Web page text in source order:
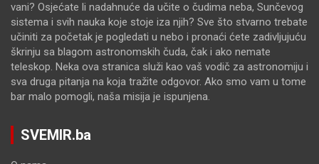
vani? Osjećate li nadahnuće da učite o čudima neba, Sunčevog
sistema i svih nauka koje stoje iza njih? Sve što stvarno trebate
učiniti za početak je pogledati u nebo i pronaći ćete zadivljujuću
škrinju sa blagom astronomskih čuda, čak i ako nemate
teleskop. Neka ova stranica služi kao vaš vodič za astronomiju i
sva druga pitanja na koja tražite odgovor. Ako smo vam u tome
bar malo pomogli, naša misija je ispunjena.
SVEMIR.ba